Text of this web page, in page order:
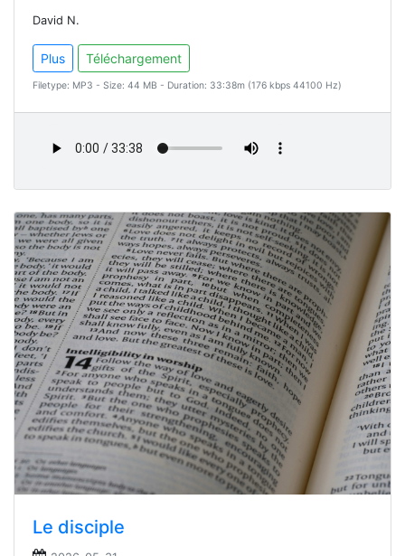
David N.
Plus Téléchargement
Filetype: MP3 - Size: 44 MB - Duration: 33:38m (176 kbps 44100 Hz)
Le disciple